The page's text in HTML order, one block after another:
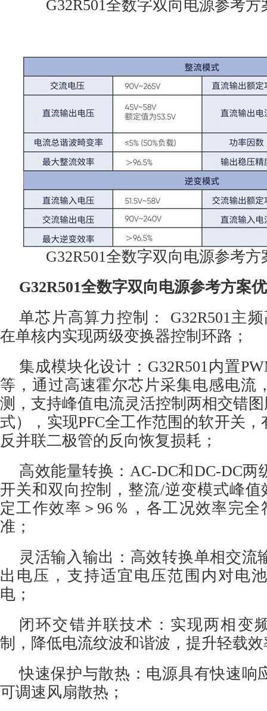
G32R501全数字双向电源参考
G32R501全数字双向电源参考
G32R501全数字双向电源参考方案
单芯片高算力控制： G32R501主
在单核内实现两级变换器控制环路；
集成模块化设计：G32R501内置
等，通过高速霍尔芯片采集电感电流
测，支持峰值电流灵活控制两相交错
式），实现PFC全工作范围的软开关，
反并联二极管的反向恢复损耗；
高效能量转换：AC-DC和DC-DC两
开关和双向控制，整流/逆变模式峰值
定工作效率＞96％，各工况效率完全
准；
灵活输入输出：高效转换单相交流
出电压，支持适宜电压范围内对电
电；
闭环交错并联技术：实现两相变
制，降低电流纹波和谐波，提升轻载
快速保护与散热：电源具有快速响
可调速风扇散热；